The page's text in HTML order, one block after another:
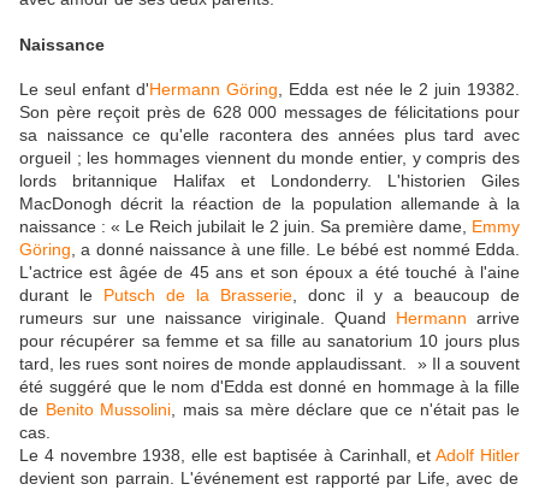
Naissance
Le seul enfant d'Hermann Göring, Edda est née le 2 juin 19382.
Son père reçoit près de 628 000 messages de félicitations pour
sa naissance ce qu'elle racontera des années plus tard avec
orgueil ; les hommages viennent du monde entier, y compris des
lords britannique Halifax et Londonderry. L'historien Giles
MacDonogh décrit la réaction de la population allemande à la
naissance : « Le Reich jubilait le 2 juin. Sa première dame, Emmy
Göring, a donné naissance à une fille. Le bébé est nommé Edda.
L'actrice est âgée de 45 ans et son époux a été touché à l'aine
durant le Putsch de la Brasserie, donc il y a beaucoup de
rumeurs sur une naissance viriginale. Quand Hermann arrive
pour récupérer sa femme et sa fille au sanatorium 10 jours plus
tard, les rues sont noires de monde applaudissant. » Il a souvent
été suggéré que le nom d'Edda est donné en hommage à la fille
de Benito Mussolini, mais sa mère déclare que ce n'était pas le
cas.
Le 4 novembre 1938, elle est baptisée à Carinhall, etAdolf Hitler
devient son parrain. L'événement est rapporté par Life, avec de